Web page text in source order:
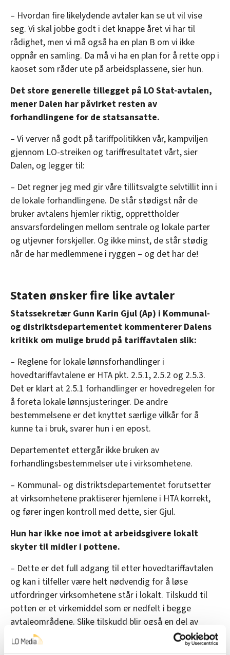
– Hvordan fire likelydende avtaler kan se ut vil vise
seg. Vi skal jobbe godt i det knappe året vi har til
rådighet, men vi må også ha en plan B om vi ikke
oppnår en samling. Da må vi ha en plan for å rette opp i
kaoset som råder ute på arbeidsplassene, sier hun.
Det store generelle tillegget på LO Stat-avtalen,
mener Dalen har påvirket resten av
forhandlingene for de statsansatte.
– Vi verver nå godt på tariffpolitikken vår, kampviljen
gjennom LO-streiken og tariffresultatet vårt, sier
Dalen, og legger til:
– Det regner jeg med gir våre tillitsvalgte selvtillit inn i
de lokale forhandlingene. De står stødigst når de
bruker avtalens hjemler riktig, opprettholder
ansvarsfordelingen mellom sentrale og lokale parter
og utjevner forskjeller. Og ikke minst, de står stødig
når de har medlemmene i ryggen – og det har de!
Staten ønsker fire like avtaler
Statssekretær Gunn Karin Gjul (Ap) i Kommunal-
og distriktsdepartementet kommenterer Dalens
kritikk om mulige brudd på tariffavtalen slik:
– Reglene for lokale lønnsforhandlinger i
hovedtariffavtalene er HTA pkt. 2.5.1, 2.5.2 og 2.5.3.
Det er klart at 2.5.1 forhandlinger er hovedregelen for
å foreta lokale lønnsjusteringer. De andre
bestemmelsene er det knyttet særlige vilkår for å
kunne ta i bruk, svarer hun i en epost.
Departementet ettergår ikke bruken av
forhandlingsbestemmelser ute i virksomhetene.
– Kommunal- og distriktsdepartementet forutsetter
at virksomhetene praktiserer hjemlene i HTA korrekt,
og fører ingen kontroll med dette, sier Gjul.
Hun har ikke noe imot at arbeidsgivere lokalt
skyter til midler i pottene.
– Dette er det full adgang til etter hovedtariffavtalen
og kan i tilfeller være helt nødvendig for å løse
utfordringer virksomhetene står i lokalt. Tilskudd til
potten er et virkemiddel som er nedfelt i begge
avtaleområdene. Slike tilskudd blir også en del av
glidningen.